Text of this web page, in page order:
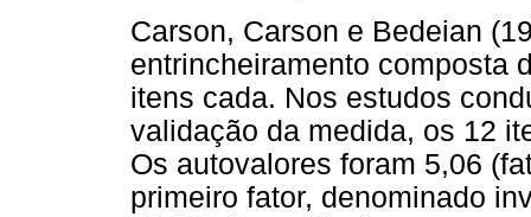
Carson, Carson e Bedeian
entrincheiramento composta
itens cada. Nos estudos
validação da medida, os 12
Os autovalores foram 5,06
primeiro fator, denominado